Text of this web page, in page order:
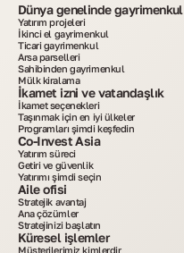
Dünya genelinde gayrimenkul
Yatırım projeleri
İkinci el gayrimenkul
Ticari gayrimenkul
Arsa parselleri
Sahibinden gayrimenkul
Mülk kiralama
İkamet izni ve vatandaşlık
İkamet seçenekleri
Taşınmak için en iyi ülkeler
Programları şimdi keşfedin
Co-Invest Asia
Yatırım süreci
Getiri ve güvenlik
Yatırımı şimdi seçin
Aile ofisi
Stratejik avantaj
Ana çözümler
Stratejinizi başlatın
Küresel işlemler
Müşterilerimiz kimlerdir